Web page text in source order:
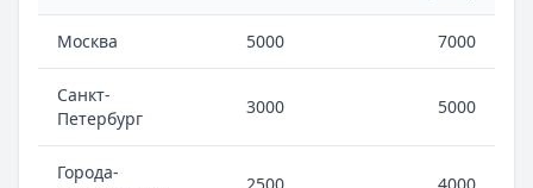
Москва 5000 7000
Санкт-
Петербург
3000 5000
Города-